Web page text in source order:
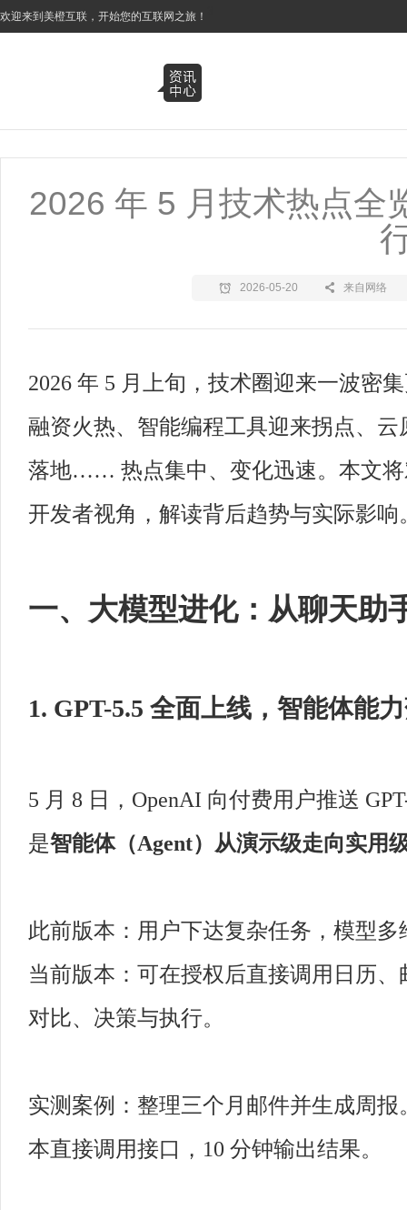
欢迎来到美橙互联，开始您的互联网之旅！
2026 年 5 月技术热点全
2026-05-20 来自网络
2026 年 5 月上旬，技术圈迎来一波密
融资火热、智能编程工具迎来拐点、
落地…… 热点集中、变化迅速。本文
开发者视角，解读背后趋势与实际影响
一、大模型进化：从聊天助
1. GPT-5.5 全面上线，智能体能
5 月 8 日，OpenAI 向付费用户推送
是智能体（Agent）从演示级走向实用
此前版本：用户下达复杂任务，模型
当前版本：可在授权后直接调用日历
对比、决策与执行。
实测案例：整理三个月邮件并生成周
本直接调用接口，10 分钟输出结果。